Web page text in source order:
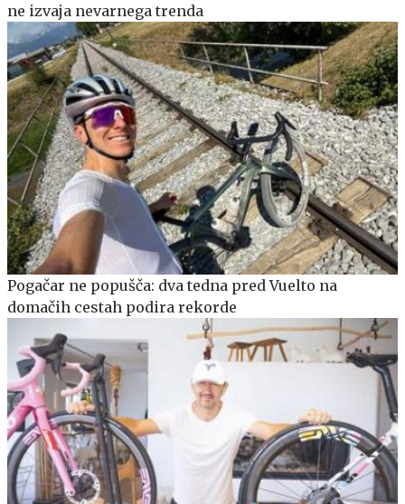
ne izvaja nevarnega trenda
Pogačar ne popušča: dva tedna pred Vuelto na
domačih cestah podira rekorde